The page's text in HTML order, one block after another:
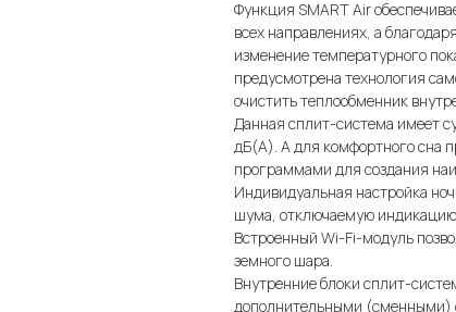
Функция SMART Air
всех направлениях, а
изменение температурного
предусмотрена технология
очистить теплообменник
Данная сплит-система имеет
дБ(А). А для комфортного сна
программами для создания
Индивидуальная настройка
шума, отключаемую
Встроенный Wi-Fi-модуль
земного шара.
Внутренние блоки сплит-
дополнительными (сменными)